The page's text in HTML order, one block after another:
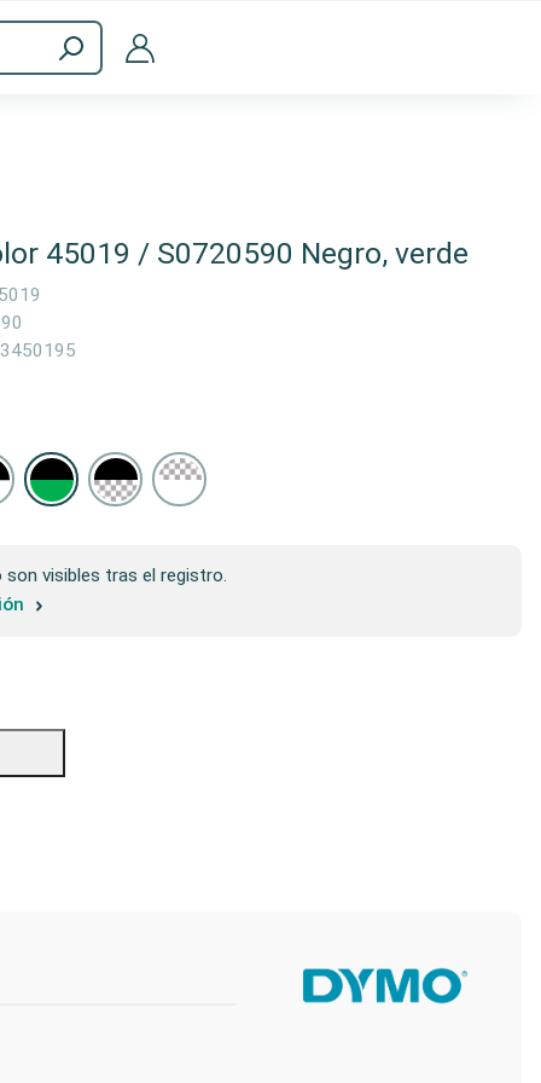
Accesorios informáticos
45019 / S0720590 Negro, verde
visibles tras el registro.